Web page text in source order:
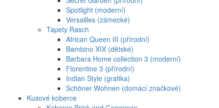
Spotlight (moderní)
Versailles (zámecké)
Tapety Rasch
African Queen III (přírodní)
Bambino XIX (dětské)
Barbara Home collection 3 (moderní)
Florentine 3 (přírodní)
Indian Style (grafika)
Schöner Wohnen (domácí značkové)
Kusové koberce